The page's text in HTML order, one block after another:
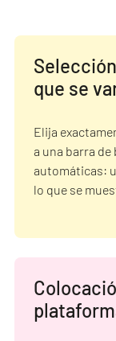
que se
Elija
a una barra
automáticas:
lo que se